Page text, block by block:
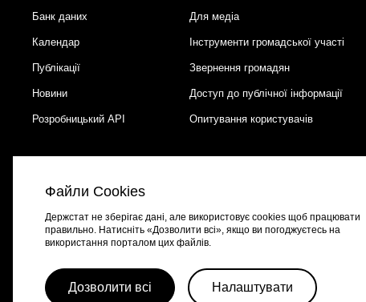
Footer
Банк даних Для медіа
Календар Інструменти громадської участі
Публікації Звернення громадян
Новини Доступ до публічної інформації
Розробницький API Опитування користувачів
Портал створено за підтримки швейцарсько-української програми
Файли Cookies
Держстат не зберігає дані, але використовує cookies щоб працювати
правильно. Натисніть «Дозволити всі», якщо ви погоджуєтесь на
використання порталом цих файлів.
Дозволити всі Налаштувати